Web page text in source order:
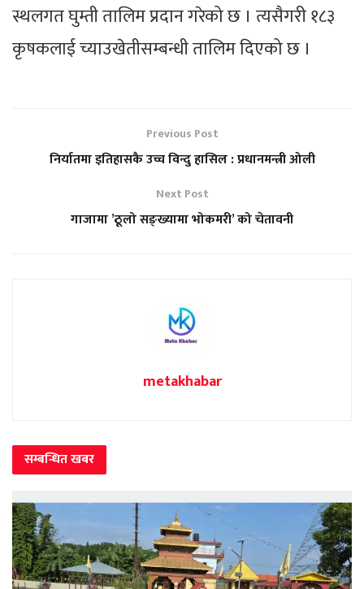
स्थलगत घुम्ती तालिम प्रदान गरेको छ । त्यसैगरी १८३
कृषकलाई च्याउखेतीसम्बन्धी तालिम दिएको छ ।
Previous Post
निर्यातमा इतिहासकै उच्च विन्दु हासिल : प्रधानमन्त्री ओली
Next Post
गाजामा ’ठूलो सङ्ख्यामा भोकमरी’ को चेतावनी
metakhabar
सम्बन्धितखबर